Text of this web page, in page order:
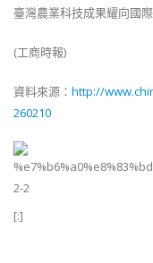
臺灣農業科技成果耀向國際
(工商時報)
資料來源： http://
260210
[:]